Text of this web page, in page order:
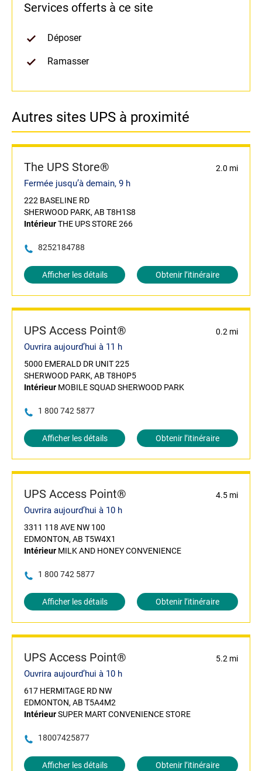
Services offerts à ce site
Déposer
Ramasser
Autres sites UPS à proximité
The UPS Store® 2.0 mi
Fermée jusqu’à demain, 9 h
222 BASELINE RD
SHERWOOD PARK, AB T8H1S8
IntérieurTHE UPS STORE 266
8252184788
Afficher les détails Obtenir l’itinéraire
UPS Access Point® 0.2 mi
Ouvrira aujourd’hui à 11 h
5000 EMERALD DR UNIT 225
SHERWOOD PARK, AB T8H0P5
Intérieur MOBILE SQUAD SHERWOOD PARK
1 800 742 5877
Afficher les détails Obtenir l’itinéraire
UPS Access Point® 4.5 mi
Ouvrira aujourd’hui à 10 h
3311 118 AVE NW 100
EDMONTON, AB T5W4X1
Intérieur MILK AND HONEY CONVENIENCE
1 800 742 5877
Afficher les détails Obtenir l’itinéraire
UPS Access Point® 5.2 mi
Ouvrira aujourd’hui à 10 h
617 HERMITAGE RD NW
EDMONTON, AB T5A4M2
IntérieurSUPER MART CONVENIENCE STORE
18007425877
Afficher les détails Obtenir l’itinéraire